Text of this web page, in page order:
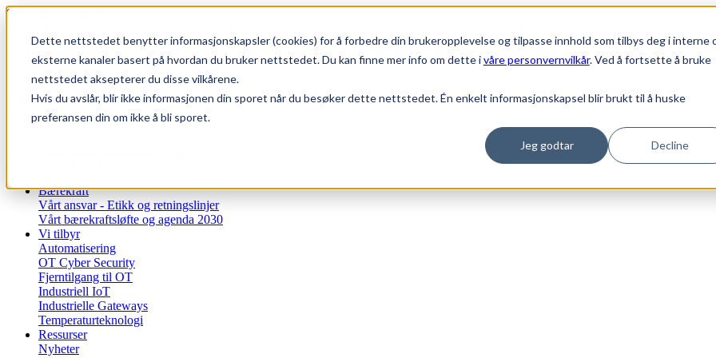
Dette nettstedet benytter informasjonskapsler (cookies) for å forbedre din brukeropplevelse og tilpasse innhold som tilbys deg i interne
eksterne kanaler basert på hvordan du bruker nettstedet. Du kan finne mer info om dette ivåre personvernvilkår. Ved å fortsette å bruke
nettstedet aksepterer du disse vilkårene.
Hvis du avslår, blir ikke informasjonen din sporet når du besøker dette nettstedet. Én enkelt informasjonskapsel blir brukt til å huske
preferansen din om ikke å bli sporet.
Jeg godtar Decline
Skip to main content
SUPPORT| WEBSHOP
Favoritter
Logg inn
Bærekraft
Vårt ansvar - Etikk og retningslinjer
Vårt bærekraftsløfte og agenda 2030
Vi tilbyr
Automatisering
OT Cyber Security
Fjerntilgang til OT
Industriell IoT
Industrielle Gateways
Temperaturteknologi
Ressurser
Nyheter